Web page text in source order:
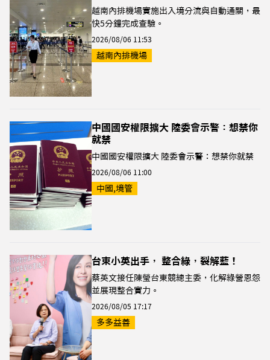
越南內排機場實施出入境分流與自動通關，最
快5分鐘完成查驗。
2026/08/06 11:53
越南內排機場
中國國安權限擴大 陸委會示警：想禁你
就禁
中國國安權限擴大 陸委會示警：想禁你就禁
2026/08/06 11:00
中國,境管
台東小英出手， 整合綠，裂解藍！
蔡英文接任陳瑩台東競總主委，化解綠營恩怨
並展現整合實力。
2026/08/05 17:17
多多益善